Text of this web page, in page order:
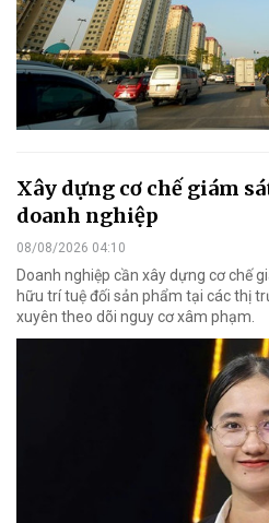
Xây dựng cơ chế giám
doanh nghiệp
08/08/2026 04:10
Doanh nghiệp cần xây dựng cơ chế
hữu trí tuệ đối sản phẩm tại các thị
xuyên theo dõi nguy cơ xâm phạm.